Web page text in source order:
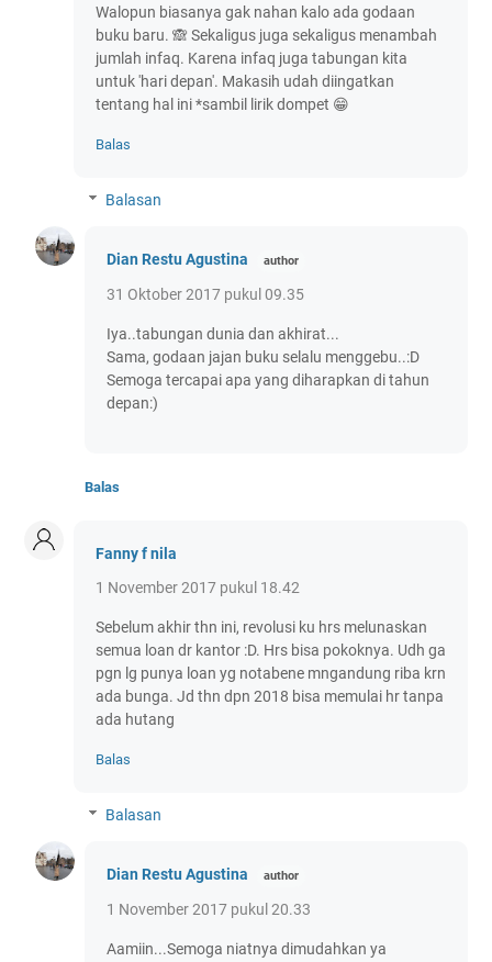
Walopun biasanya gak nahan kalo ada godaan
buku baru. 🙈 Sekaligus juga sekaligus menambah
jumlah infaq. Karena infaq juga tabungan kita
untuk 'hari depan'. Makasih udah diingatkan
tentang hal ini *sambil lirik dompet 😁
Balas
Balasan
Dian Restu Agustina
31 Oktober 2017 pukul 09.35
Iya..tabungan dunia dan akhirat...
Sama, godaan jajan buku selalu menggebu..:D
Semoga tercapai apa yang diharapkan di tahun
depan:)
Balas
Fanny f nila
1 November 2017 pukul 18.42
Sebelum akhir thn ini, revolusi ku hrs melunaskan
semua loan dr kantor :D. Hrs bisa pokoknya. Udh ga
pgn lg punya loan yg notabene mngandung riba krn
ada bunga. Jd thn dpn 2018 bisa memulai hr tanpa
ada hutang
Balas
Balasan
Dian Restu Agustina
1 November 2017 pukul 20.33
Aamiin...Semoga niatnya dimudahkan ya